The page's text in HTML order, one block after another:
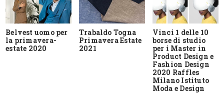
Belvest uomo per
la primavera-
estate 2020
Trabaldo Togna
Primavera Estate
2021
Vinci 1 delle 10
borse di studio
per i Master in
Product Design e
Fashion Design
2020 Raffles
Milano Istituto
Moda e Design